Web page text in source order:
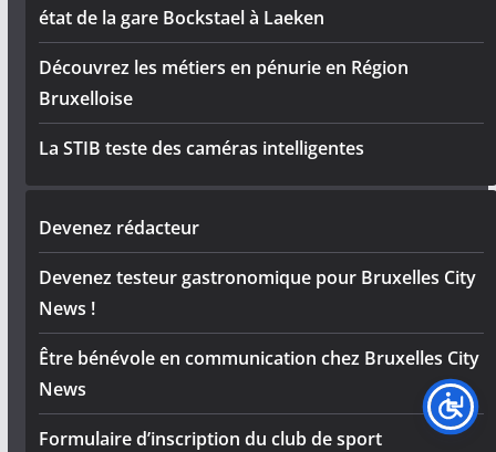
état de la gare Bockstael à Laeken
Découvrez les métiers en pénurie en Région
Bruxelloise
La STIB teste des caméras intelligentes
Devenez rédacteur
Devenez testeur gastronomique pour Bruxelles City
News !
Être bénévole en communication chez Bruxelles City
News
Formulaire d’inscription du club de sport